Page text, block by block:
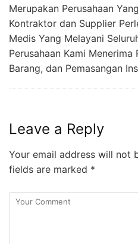
Merupakan Perusahaan
Kontraktor dan Supplier
Medis Yang Melayani
Perusahaan Kami Menerima
Barang, dan Pemasangan
Leave a Reply
Your email address will not
fields are marked *